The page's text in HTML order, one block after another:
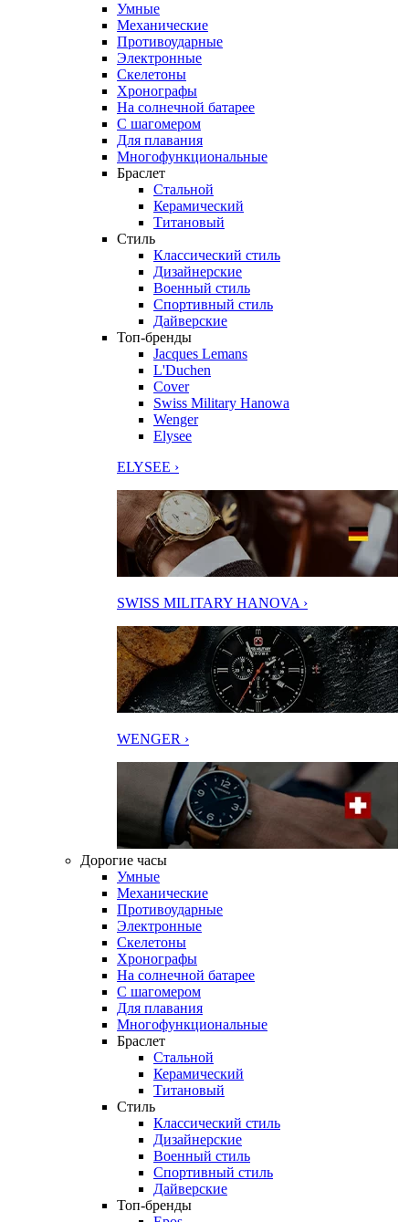
Умные
Механические
Противоударные
Электронные
Скелетоны
Хронографы
На солнечной батарее
С шагомером
Для плавания
Многофункциональные
Браслет
Стальной
Керамический
Титановый
Стиль
Классический стиль
Дизайнерские
Военный стиль
Спортивный стиль
Дайверские
Топ-бренды
Jacques Lemans
L'Duchen
Cover
Swiss Military Hanowa
Wenger
Elysee
ELYSEE ›
SWISS MILITARY HANOVA ›
WENGER ›
Дорогие часы
Умные
Механические
Противоударные
Электронные
Скелетоны
Хронографы
На солнечной батарее
С шагомером
Для плавания
Многофункциональные
Браслет
Стальной
Керамический
Титановый
Стиль
Классический стиль
Дизайнерские
Военный стиль
Спортивный стиль
Дайверские
Топ-бренды